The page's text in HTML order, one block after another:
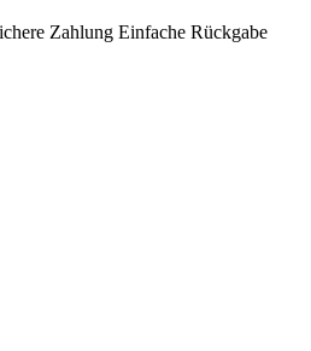
Zahlung Einfache Rückgabe